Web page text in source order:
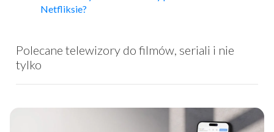
Netfliksie?
Polecane telewizory do filmów, seriali i nie
tylko